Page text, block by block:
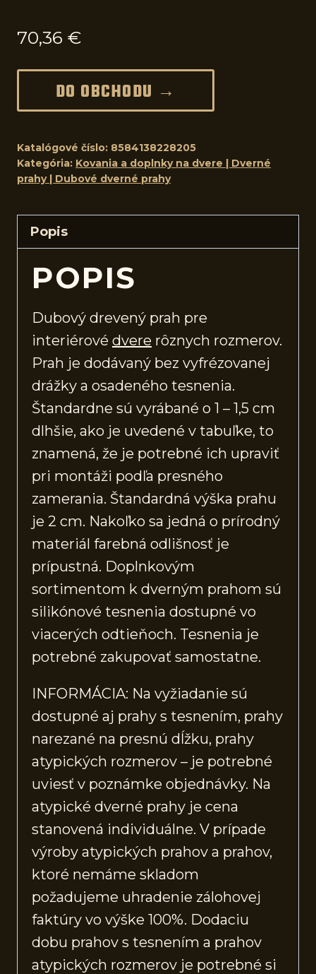
70,36 €
DO OBCHODU →
Katalógové číslo: 8584138228205
Kategória: Kovania a doplnky na dvere | Dverné
prahy | Dubové dverné prahy
Popis
POPIS
Dubový drevený prah pre
interiérové dvere rôznych rozmerov.
Prah je dodávaný bez vyfrézovanej
drážky a osadeného tesnenia.
Štandardne sú vyrábané o 1 – 1,5 cm
dlhšie, ako je uvedené v tabuľke, to
znamená, že je potrebné ich upraviť
pri montáži podľa presného
zamerania. Štandardná výška prahu
je 2 cm. Nakoľko sa jedná o prírodný
materiál farebná odlišnosť je
prípustná. Doplnkovým
sortimentom k dverným prahom sú
silikónové tesnenia dostupné vo
viacerých odtieňoch. Tesnenia je
potrebné zakupovať samostatne.
INFORMÁCIA: Na vyžiadanie sú
dostupné aj prahy s tesnením, prahy
narezané na presnú dĺžku, prahy
atypických rozmerov – je potrebné
uviesť v poznámke objednávky. Na
atypické dverné prahy je cena
stanovená individuálne. V prípade
výroby atypických prahov a prahov,
ktoré nemáme skladom
požadujeme uhradenie zálohovej
faktúry vo výške 100%. Dodaciu
dobu prahov s tesnením a prahov
atypických rozmerov je potrebné si